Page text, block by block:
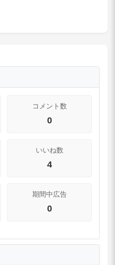
コメント数
0
いいね数
4
期間中広告
0